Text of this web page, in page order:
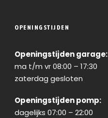
OPENINGSTIJDEN
Openingstijden garage:
ma t/m vr 08:00 – 17:30
zaterdag gesloten
Openingstijden pomp:
dagelijks 07:00 – 22:00